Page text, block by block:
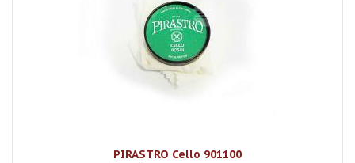
PIRASTRO Cello 901100